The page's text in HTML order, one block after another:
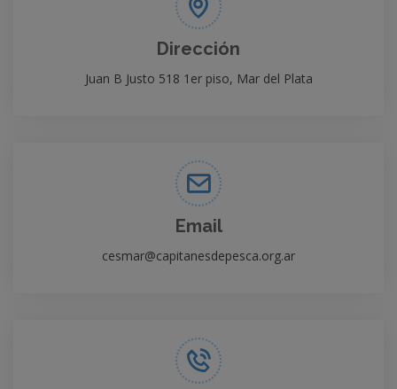
Dirección
Juan B Justo 518 1er piso, Mar del Plata
Email
cesmar@capitanesdepesca.org.ar